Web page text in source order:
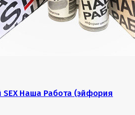
Наша Работа (эйфория